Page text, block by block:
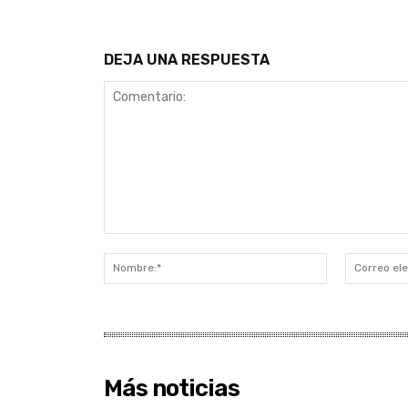
DEJA UNA RESPUESTA
Nombre:*
Más noticias